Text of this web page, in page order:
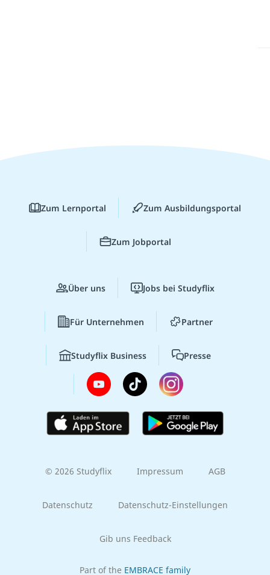
Zum Lernportal Zum Ausbildungsportal
Zum Jobportal
Über uns Jobs bei Studyflix
Für Unternehmen Partner
Studyflix Business Presse
© 2026 Studyflix Impressum AGB
Datenschutz Datenschutz-Einstellungen
Gib uns Feedback
Part of the EMBRACE family